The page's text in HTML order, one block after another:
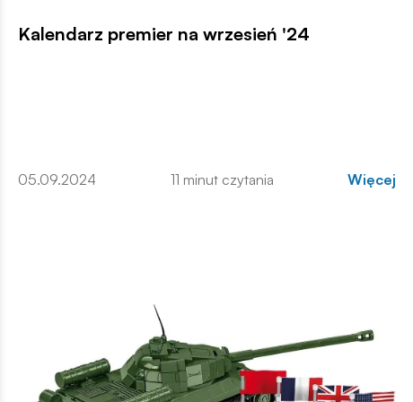
Kalendarz premier na wrzesień '24
05.09.2024 11 minut czytania Więcej